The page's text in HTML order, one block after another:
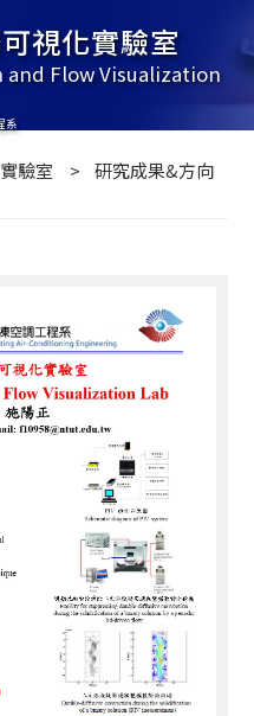
視化實驗室
Flow Visualization
系
驗室
研究成果&方向